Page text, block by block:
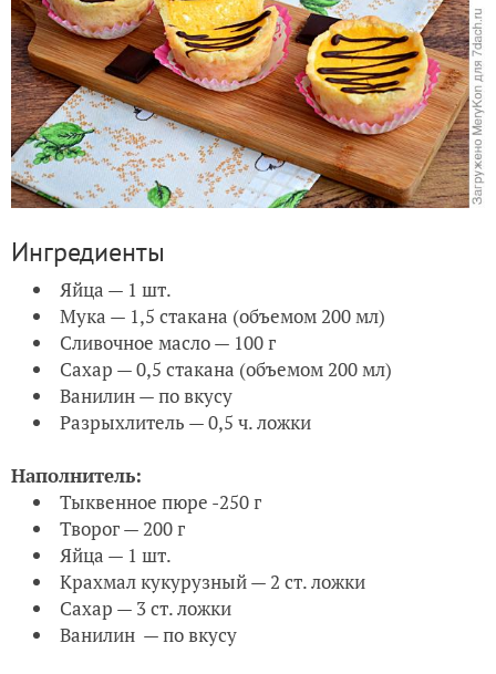
Ингредиенты
Яйца — 1 шт.
Мука — 1,5 стакана (объемом 200 мл)
Сливочное масло — 100 г
Сахар — 0,5 стакана (объемом 200 мл)
Ванилин — по вкусу
Разрыхлитель — 0,5 ч. ложки
Наполнитель:
Тыквенное пюре -250 г
Творог — 200 г
Яйца — 1 шт.
Крахмал кукурузный — 2 ст. ложки
Сахар — 3 ст. ложки
Ванилин — по вкусу